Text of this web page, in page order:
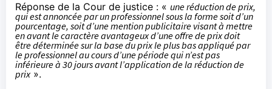
Réponse de la Cour de justice : « une réduction de prix,
qui est annoncée par un professionnel sous la forme soit d’un
pourcentage, soit d’une mention publicitaire visant à mettre
en avant le caractère avantageux d’une offre de prix doit
être déterminée sur la base du prix le plus bas appliqué par
le professionnel au cours d’une période qui n’est pas
inférieure à 30 jours avant l’application de la réduction de
prix».